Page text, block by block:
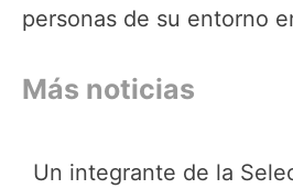
personas de su entorno
Más noticias
Un integrante de la